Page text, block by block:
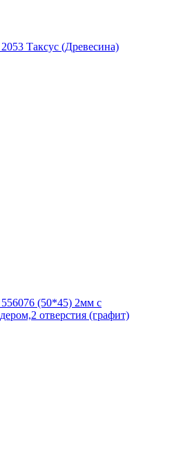
Таксус (Древесина)
(50*45) 2мм с
отверстия (графит)